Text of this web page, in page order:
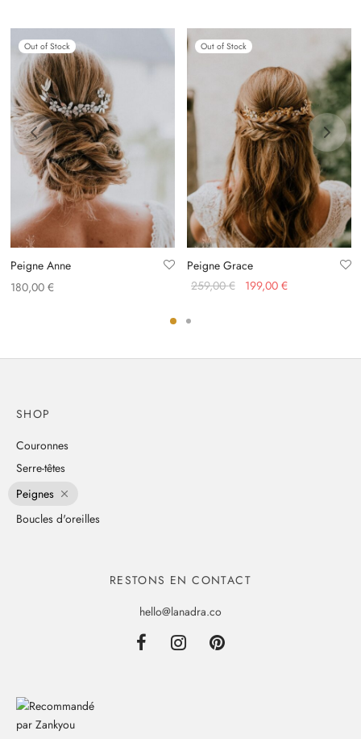
Out of Stock
Peigne Anne
180,00 €
Out of Stock
Peigne Grace
259,00€
Le prix
199,00 €
SHOP
Couronnes
Serre-têtes
Peignes
Boucles d'oreilles
RESTONS EN CONTACT
hello@lanadra.co